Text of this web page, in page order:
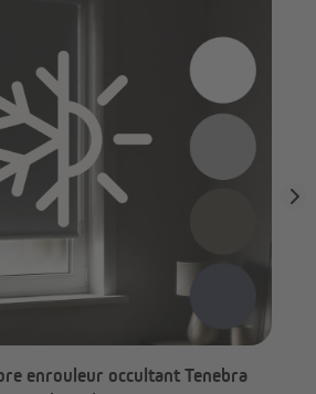
répondre à vos besoins
enrouleur occultant Tenebra